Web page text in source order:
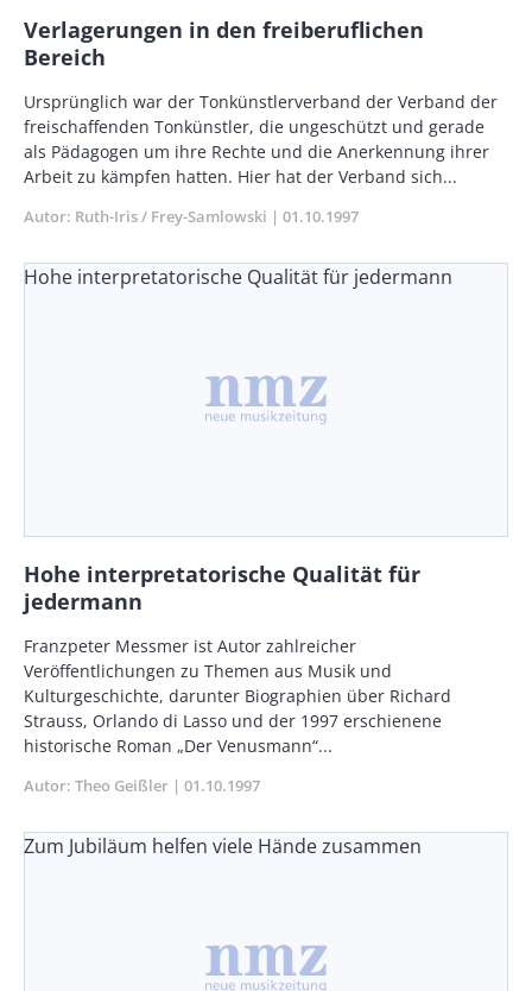
Verlagerungen in den freiberuflichen
Bereich
Body
Ursprünglich war der Tonkünstlerverband der Verband der
freischaffenden Tonkünstler, die ungeschützt und gerade
als Pädagogen um ihre Rechte und die Anerkennung ihrer
Arbeit zu kämpfen hatten. Hier hat der Verband sich...
Autor Ruth-Iris / Frey-Samlowski Publikationsdatum
01.10.1997
Hohe interpretatorische Qualität für jedermann
Hohe interpretatorische Qualität für
jedermann
Body
Franzpeter Messmer ist Autor zahlreicher
Veröffentlichungen zu Themen aus Musik und
Kulturgeschichte, darunter Biographien über Richard
Strauss, Orlando di Lasso und der 1997 erschienene
historische Roman „Der Venusmann“...
Autor Theo Geißler Publikationsdatum
01.10.1997
Zum Jubiläum helfen viele Hände zusammen